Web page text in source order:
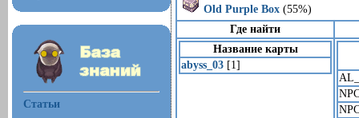
Статьи
Old Purple Box (55%)
Где найти
Название карты
abyss_03 [1]